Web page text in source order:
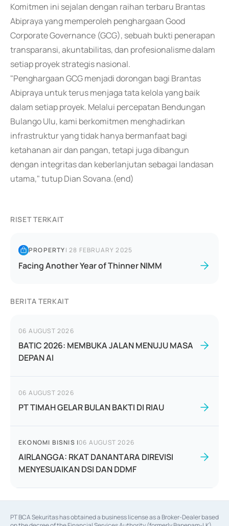
Komitmen ini sejalan dengan raihan terbaru Brantas
Abipraya yang memperoleh penghargaan Good
Corporate Governance (GCG), sebuah bukti penerapan
transparansi, akuntabilitas, dan profesionalisme dalam
setiap proyek strategis nasional.
"Penghargaan GCG menjadi dorongan bagi Brantas
Abipraya untuk terus menjaga tata kelola yang baik
dalam setiap proyek. Melalui percepatan Bendungan
Bulango Ulu, kami berkomitmen menghadirkan
infrastruktur yang tidak hanya bermanfaat bagi
ketahanan air dan pangan, tetapi juga dibangun
dengan integritas dan keberlanjutan sebagai landasan
utama," tutup Dian Sovana.(end)
RISET TERKAIT
PROPERTY|28 FEBRUARY 2025
Facing Another Year of Thinner NIMM
BERITA TERKAIT
06 AUGUST 2026
BATIC 2026: MEMBUKA JALAN MENUJU MASA
DEPAN AI
06 AUGUST 2026
PT TIMAH GELAR BULAN BAKTI DI RIAU
EKONOMI BISNIS |06 AUGUST 2026
AIRLANGGA: RKAT DANANTARA DIREVISI
MENYESUAIKAN DSI DAN DDMF
PT BCA Sekuritas has obtained a business license as a Broker-Dealer based